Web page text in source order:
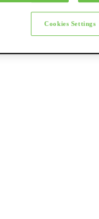
Cookies Settings